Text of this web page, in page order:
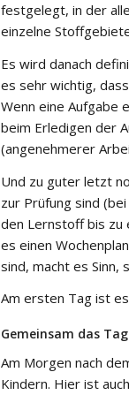
festgelegt, in der
einzelne
Es wird danach
es sehr wichtig,
Wenn eine Aufgabe
beim Erledigen der
(angenehmerer
Und zu guter letzt
zur Prüfung sind
den Lernstoff bis zu
es einen
sind, macht es Sinn,
Am ersten Tag ist
Gemeinsam das
Am Morgen nach
Kindern. Hier ist